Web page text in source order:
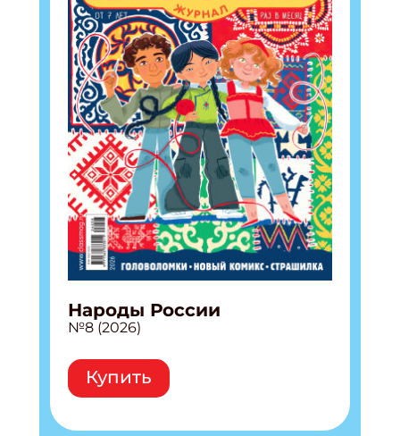
Народы России
№8 (2026)
Купить